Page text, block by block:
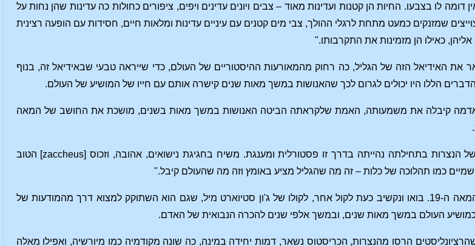
לו בצבעו. החיות הן קטנות ועדינות מאוד – צבים ויונים עדינים ויפים, ציפורים כחולות כה עדינות שהן נחות על
שמזנקים כמעט מתחת לרגלי ההולך, צבי מים קטנים עם עיניים עדינות ומלאות חיים, חסידות עם הופעה רצינית
כאילו הן מזמינות את התקרבותו."
את האידיאל הזה של הגליל, כה רחוק מהמאורעות ההיסטוריים של העולם, כדי שייראה טבעי שבאידיאל זה, בנוף
הדברים הללו היו יכולים לגרום לכך שהאנושות במשך מאות שנים קישרה אותם עם חייו של המושיע של העולם.
האדמה קיבלה את משמעותה, האמת שלקראתה הביטה האנושות במשך מאות בשנים, מושכת את החושב של המאה
ארנסט רנאן ממשיך: "כל ההיסטוריה של הנצרות בתחילתה נהייתה בדרך זו פסטורלית ומענגת. משיח בחגיגת נישואים, אהובה, וזכוס [zaccheus] הטוב
כמו תהלוכה של כלות – זה מה שהגליל מציע באומץ וזה מה שהעולם קיבל."
זהו, ידידיי היקרים, אחד מהקולות של המאה ה-19. בואו ונקשיב כעת לקול אחר, לקולו של ג'ון סטיוארט מיל, שגם הוא השתוקק למצוא דרך מהמודעות של
הרסו מהנצרות, הכריסטוס נשאר, דמות יחידה במינה, כה שונה מקודמיה כמו מיורשיה, ואפילו מאלה